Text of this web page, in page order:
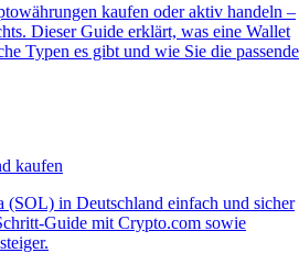
kaufen oder aktiv handeln –
Dieser Guide erklärt, was eine Wallet
Typen es gibt und wie Sie die passende
kaufen
(SOL) in Deutschland einfach und sicher
Guide mit Crypto.com sowie